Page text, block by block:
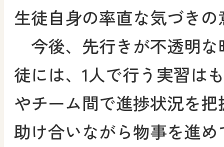
生徒自身の率直な気づき
今後、先行きが不透明な
徒には、1人で行う実習は
やチーム間で進捗状況を
助け合いながら物事を進